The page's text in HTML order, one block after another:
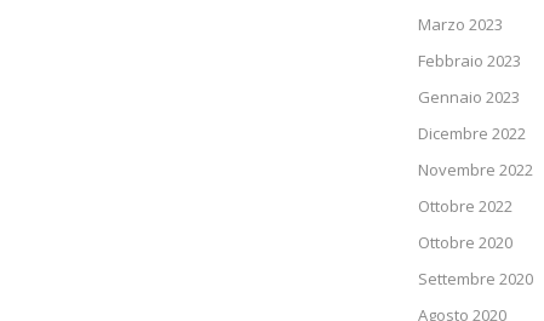
Marzo 2023
Febbraio 2023
Gennaio 2023
Dicembre 2022
Novembre 2022
Ottobre 2022
Ottobre 2020
Settembre 2020
Agosto 2020